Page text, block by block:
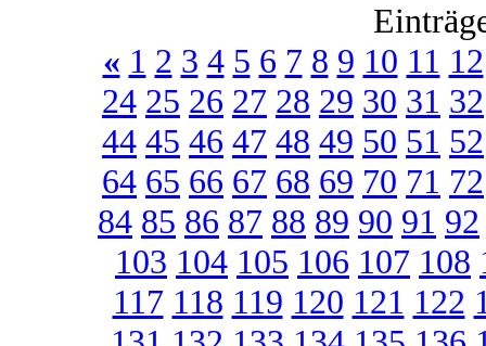
« 1 2 3 4 5 6 7 8 9 10 11 12
24 25 26 27 28 29 30 31 32
44 45 46 47 48 49 50 51 52
64 65 66 67 68 69 70 71 72
84 85 86 87 88 89 90 91 92
103 104 105 106 107 108
117 118 119 120 121 122